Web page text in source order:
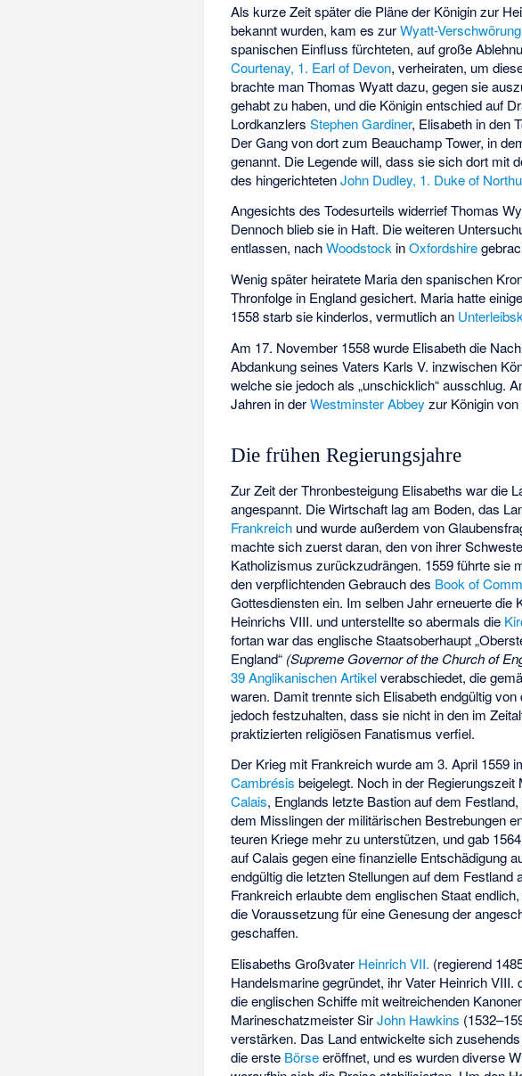
Als kurze Zeit später die Pläne der Königin zur
bekannt wurden, kam es zurWyatt-Verschwörung
spanischen Einfluss fürchteten, auf große
Courtenay, 1. Earl of Devon, verheiraten, um
brachte man Thomas Wyatt dazu, gegen sie
gehabt zu haben, und die Königin entschied auf
LordkanzlersStephen Gardiner, Elisabeth in den
Der Gang von dort zum Beauchamp Tower, in
genannt. Die Legende will, dass sie sich dort mit
des hingerichtetenJohn Dudley, 1. Duke of
Angesichts des Todesurteils widerrief Thomas
Dennoch blieb sie in Haft. Die weiteren
entlassen, nachWoodstock inOxfordshire
Wenig später heiratete Maria den spanischen
Thronfolge in England gesichert. Maria hatte
1558 starb sie kinderlos, vermutlich an
Am 17. November 1558 wurde Elisabeth die
Abdankung seines Vaters Karls V. inzwischen
welche sie jedoch als „unschicklich“ ausschlug.
Jahren in derWestminster Abbey zur Königin
Die frühen Regierungsjahre
Zur Zeit der Thronbesteigung Elisabeths war die
angespannt. Die Wirtschaft lag am Boden, das
Frankreich und wurde außerdem von
machte sich zuerst daran, den von ihrer
Katholizismus zurückzudrängen. 1559 führte sie
den verpflichtenden Gebrauch des Book of
Gottesdiensten ein. Im selben Jahr erneuerte die
Heinrichs VIII. und unterstellte so abermals die
fortan war das englische Staatsoberhaupt „
England“ (Supreme Governor of the Church of
39 Anglikanischen Artikelverabschiedet, die
waren. Damit trennte sich Elisabeth endgültig
jedoch festzuhalten, dass sie nicht in den im
praktizierten religiösen Fanatismus verfiel.
Der Krieg mit Frankreich wurde am 3. April 1559
Cambrésis beigelegt. Noch in der
Calais, Englands letzte Bastion auf dem
dem Misslingen der militärischen Bestrebungen
teuren Kriege mehr zu unterstützen, und gab
auf Calais gegen eine finanzielle Entschädigung
endgültig die letzten Stellungen auf dem
Frankreich erlaubte dem englischen Staat
die Voraussetzung für eine Genesung der
geschaffen.
Elisabeths Großvater Heinrich VII. (regierend
Handelsmarine gegründet, ihr Vater Heinrich
die englischen Schiffe mit weitreichenden
Marineschatzmeister SirJohn Hawkins
verstärken. Das Land entwickelte sich
die erste Börseeröffnet, und es wurden diverse